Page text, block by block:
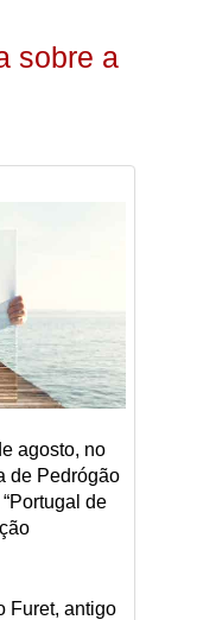
sobre a
agosto, no
de Pedrógão
de
Furet, antigo